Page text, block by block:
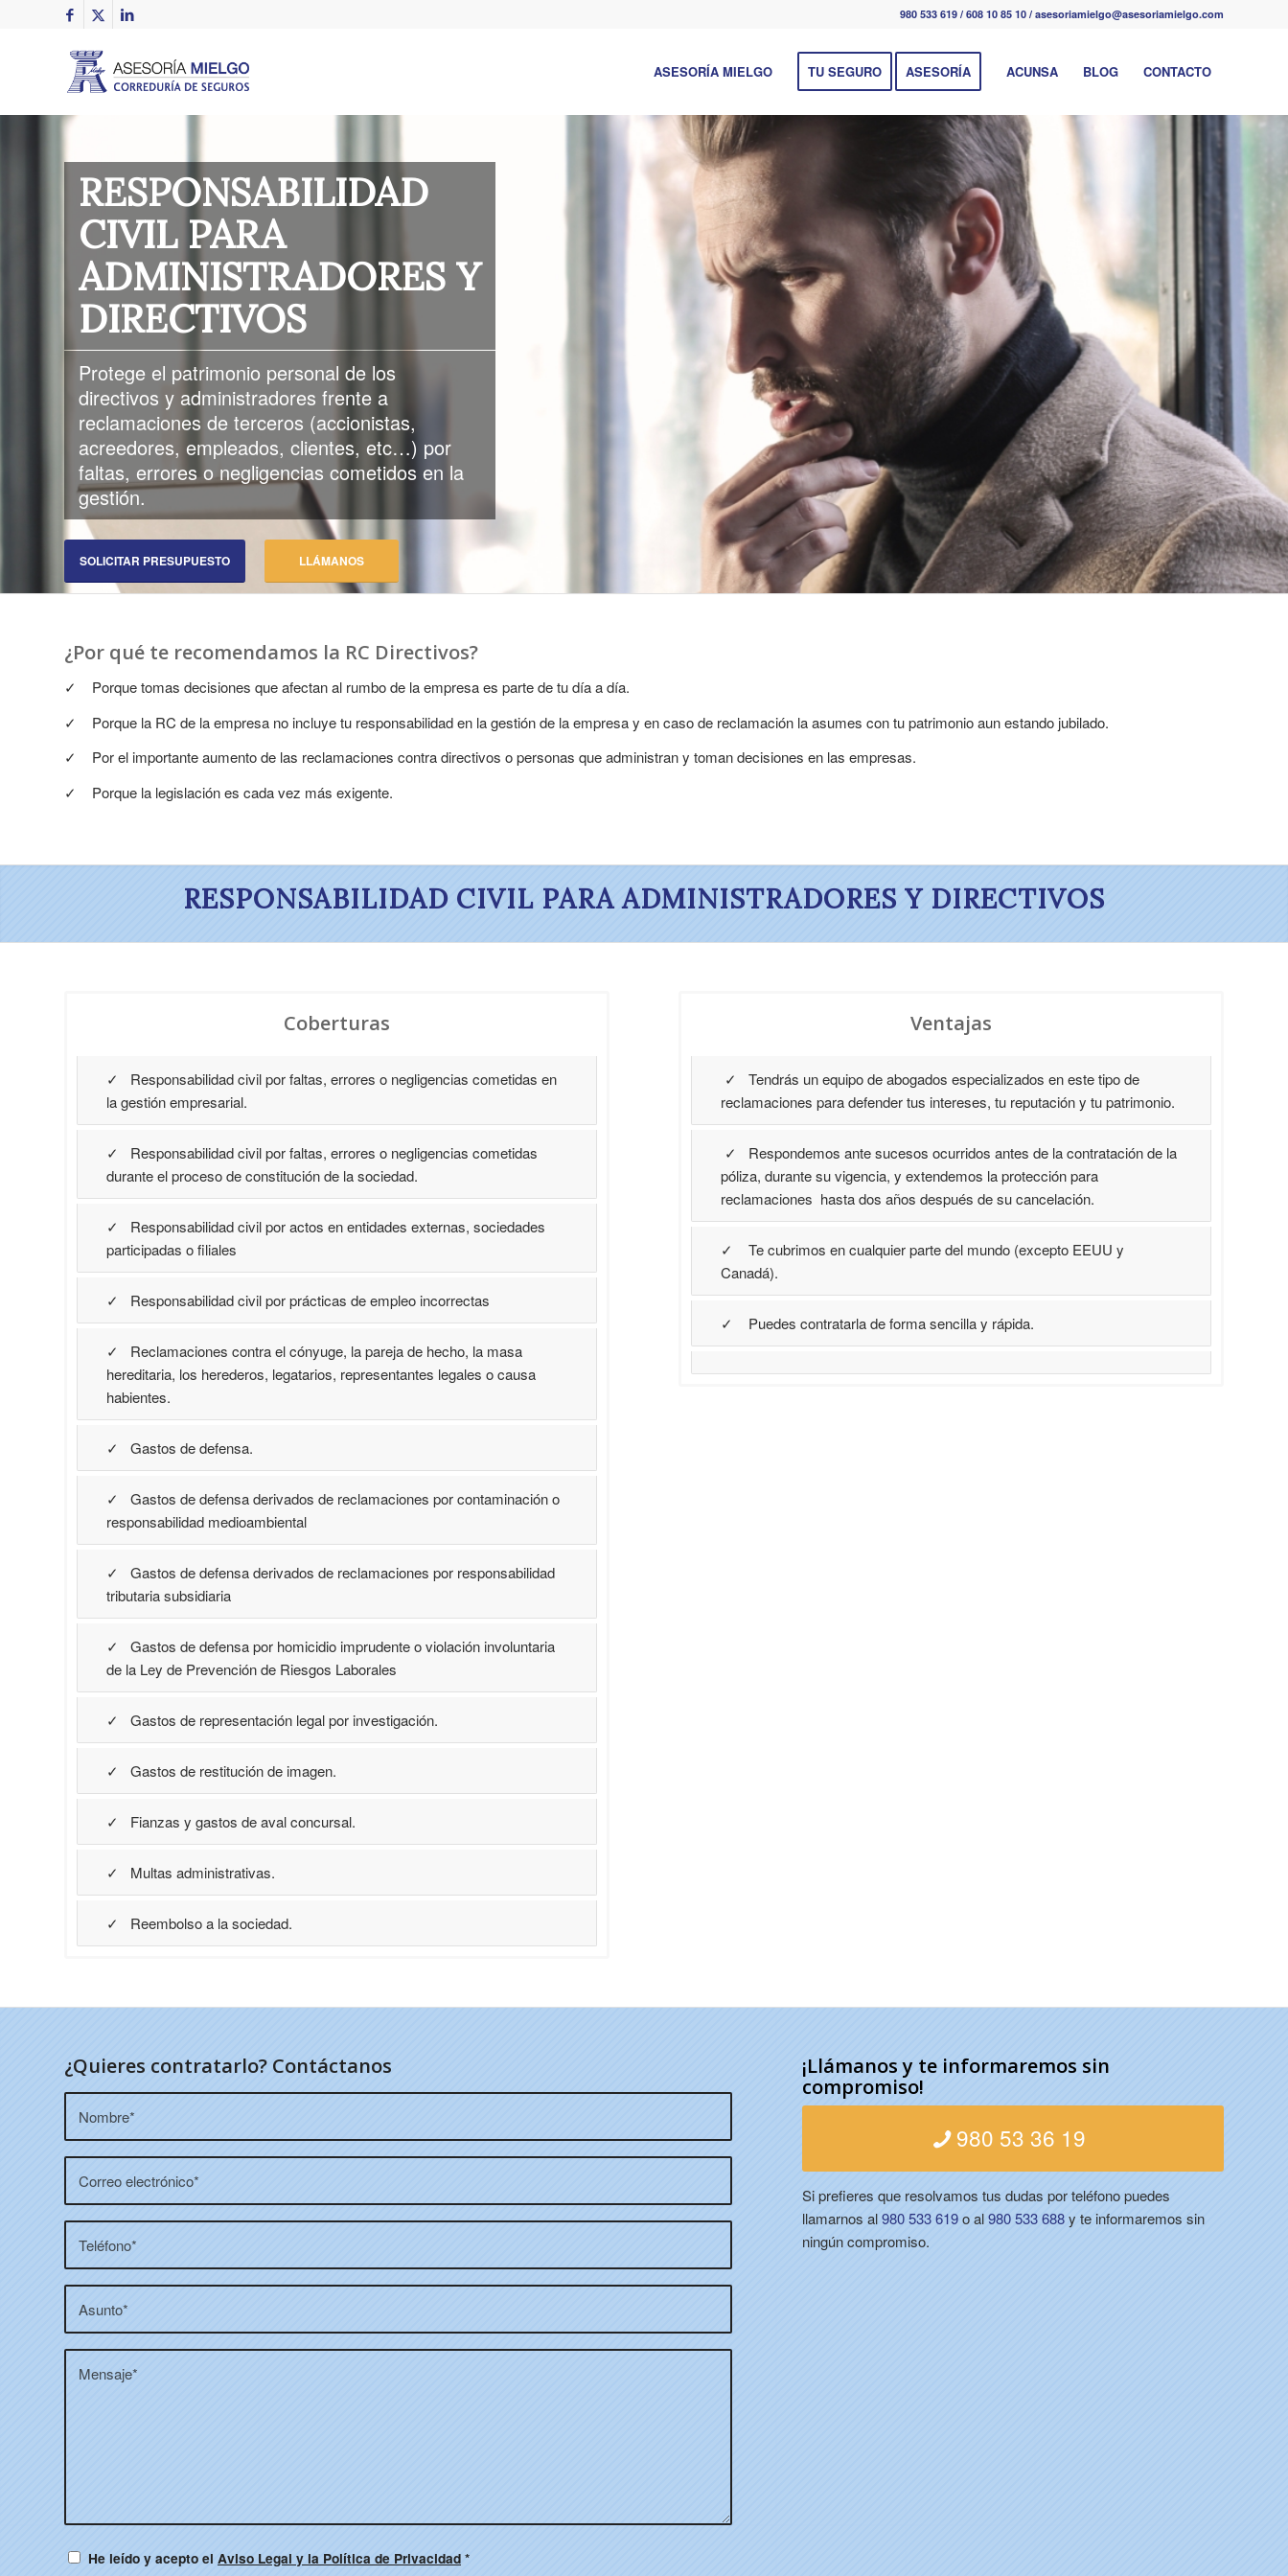
980 533 619 / 608 10 85 10 / asesoriamielgo@asesoriamielgo.com
ASESORÍA MIELGO TU SEGURO ASESORÍA ACUNSA BLOG CONTACTO
RESPONSABILIDAD
CIVIL PARA
ADMINISTRADORES Y
DIRECTIVOS
Protege el patrimonio personal de los
directivos y administradores frente a
reclamaciones de terceros (accionistas,
acreedores, empleados, clientes, etc…) por
faltas, errores o negligencias cometidos en la
gestión.
SOLICITAR PRESUPUESTO LLÁMANOS
¿Por qué te recomendamos la RC Directivos?
✓ Porque tomas decisiones que afectan al rumbo de la empresa es parte de tu día a día.
✓ Porque la RC de la empresa no incluye tu responsabilidad en la gestión de la empresa y en caso de reclamación la asumes con tu patrimonio aun estando jubilado.
✓ Por el importante aumento de las reclamaciones contra directivos o personas que administran y toman decisiones en las empresas.
✓ Porque la legislación es cada vez más exigente.
RESPONSABILIDAD CIVIL PARA ADMINISTRADORES Y DIRECTIVOS
Coberturas
✓ Responsabilidad civil por faltas, errores o negligencias cometidas en
la gestión empresarial.
✓ Responsabilidad civil por faltas, errores o negligencias cometidas
durante el proceso de constitución de la sociedad.
✓ Responsabilidad civil por actos en entidades externas, sociedades
participadas o filiales
✓ Responsabilidad civil por prácticas de empleo incorrectas
✓ Reclamaciones contra el cónyuge, la pareja de hecho, la masa
hereditaria, los herederos, legatarios, representantes legales o causa
habientes.
✓ Gastos de defensa.
✓ Gastos de defensa derivados de reclamaciones por contaminación o
responsabilidad medioambiental
✓ Gastos de defensa derivados de reclamaciones por responsabilidad
tributaria subsidiaria
✓ Gastos de defensa por homicidio imprudente o violación involuntaria
de la Ley de Prevención de Riesgos Laborales
✓ Gastos de representación legal por investigación.
✓ Gastos de restitución de imagen.
✓ Fianzas y gastos de aval concursal.
✓ Multas administrativas.
✓ Reembolso a la sociedad.
Ventajas
✓ Tendrás un equipo de abogados especializados en este tipo de
reclamaciones para defender tus intereses, tu reputación y tu patrimonio.
✓ Respondemos ante sucesos ocurridos antes de la contratación de la
póliza, durante su vigencia, y extendemos la protección para
reclamaciones hasta dos años después de su cancelación.
✓ Te cubrimos en cualquier parte del mundo (excepto EEUU y
Canadá).
✓ Puedes contratarla de forma sencilla y rápida.
¿Quieres contratarlo? Contáctanos
He leído y acepto el Aviso Legal y la Política de Privacidad *
¡Llámanos y te informaremos sin
compromiso!
980 53 36 19
Si prefieres que resolvamos tus dudas por teléfono puedes
llamarnos al980 533 619o al980 533 688y te informaremos sin
ningún compromiso.